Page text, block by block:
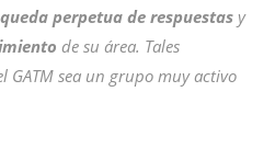
perpetua de respuestas y
de su área. Tales
GATM sea un grupo muy activo